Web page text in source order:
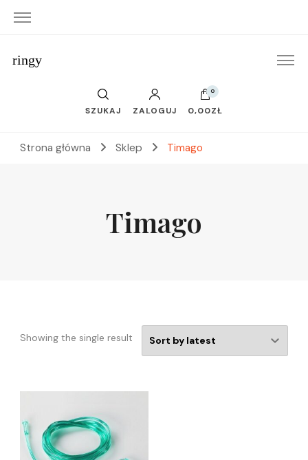
ringy
SZUKAJ ZALOGUJ
0
0,00ZŁ
Strona główna Sklep Timago
Timago
Showing the single result